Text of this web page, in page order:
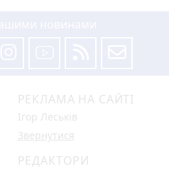
РЕКЛАМА НА САЙТІ
Ігор Леськів
Звернутися
РЕДАКТОРИ